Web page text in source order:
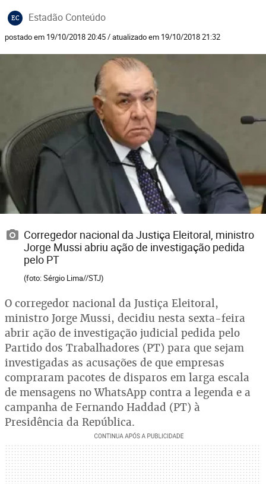
EC Estadão Conteúdo
postado em 19/10/2018 20:45 / atualizado em 19/10/2018 21:32
Corregedor nacional da Justiça Eleitoral, ministro
Jorge Mussi abriu ação de investigação pedida
pelo PT
(foto: Sérgio Lima//STJ)
O corregedor nacional da Justiça Eleitoral,
ministro Jorge Mussi, decidiu nesta sexta-feira
abrir ação de investigação judicial pedida pelo
Partido dos Trabalhadores (PT) para que sejam
investigadas as acusações de que empresas
compraram pacotes de disparos em larga escala
de mensagens no WhatsApp contra a legenda e a
campanha de Fernando Haddad (PT) à
Presidência da República.